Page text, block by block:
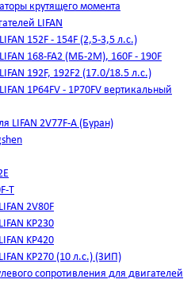
крутящего момента
LIFAN
152F - 154F (2,5-3,5 л.с.)
168-FA2 (МБ-2М), 160F - 190F
192F, 192F2 (17.0/18.5 л.с.)
1Р64FV - 1Р70FV вертикальный
LIFAN 2V77F-A (Буран)
T
2V80F
KP230
KP420
KP270 (10 л.с.) (ЗИП)
сопротивления для двигателей